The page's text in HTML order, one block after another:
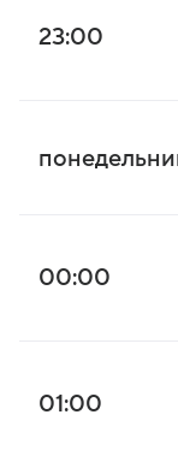
23:00
00:00
01:00